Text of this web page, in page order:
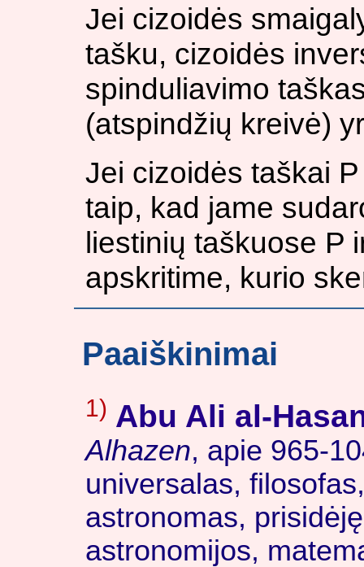
Jei cizoidės
tašku, cizoidės
spinduliavimo
(atspindžių kreivė)
Jei cizoidės taškai
taip, kad jame
liestinių taškuose P
apskritime, kurio
Paaiškinimai
1) Abu Ali al-
Alhazen, apie 965-
universalas,
astronomas,
astronomijos,